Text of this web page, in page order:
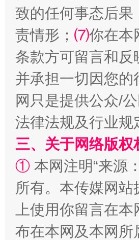
全民健身五年计划来了！等你上
阿坝州三大球赛在茂县开幕
致的任何事态后果
责情形； ⑺你在本
条款方可留言和
并承担一切因您
网只是提供公众/
法律法规及行业
三、关于网络版权
① 本网注明“来源
所有。本传媒网
上使用你留言在
布在本网及本网